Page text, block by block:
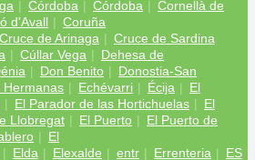
Córdoba Córdoba
Cornellà de
d'Avall
Coruña
Cruce de Arinaga
Cruce de Sardina
Cúllar Vega
Dehesa de
Don Benito
Donostia-San
Hermanas Echévarri Écija
El
El Parador de las Hortichuelas
El
Llobregat El Puerto
El Puerto de
El
Elda Elexalde entr Errenteria
ES